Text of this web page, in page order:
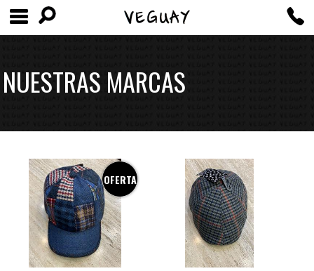
NUESTRAS MARCAS
OFERTA